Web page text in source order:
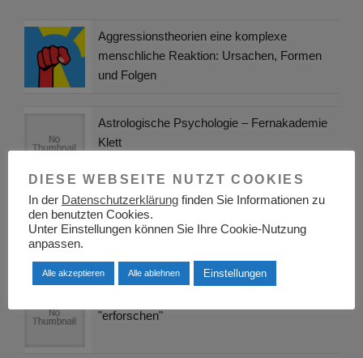
Aggressionstheorien eine komplexe
menschliche Reaktion: Ursachen, Formen
und Folgen
Astrologische Psychologie – Fernakademie
Klett
Wie schreibt man eine Facharbeit
"erforschen"
DIESE WEBSEITE NUTZT COOKIES
In der Datenschutzerklärung finden Sie Informationen zu
den benutzten Cookies.
Unter Einstellungen können Sie Ihre Cookie-Nutzung
anpassen.
Alle akzeptieren Alle ablehnen Einstellungen